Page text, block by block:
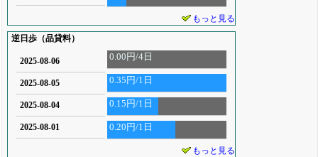
もっと見る
逆日歩（品貸料）
2025-08-06 0.00円/4日
2025-08-05 0.35円/1日
2025-08-04 0.15円/1日
2025-08-01 0.20円/1日
もっと見る